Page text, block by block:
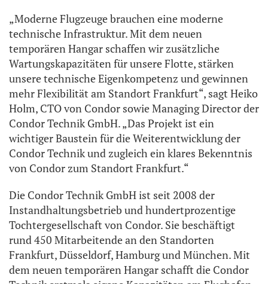
„Moderne Flugzeuge brauchen eine moderne
technische Infrastruktur. Mit dem neuen
temporären Hangar schaffen wir zusätzliche
Wartungskapazitäten für unsere Flotte, stärken
unsere technische Eigenkompetenz und gewinnen
mehr Flexibilität am Standort Frankfurt“, sagt Heiko
Holm, CTO von Condor sowie Managing Director der
Condor Technik GmbH. „Das Projekt ist ein
wichtiger Baustein für die Weiterentwicklung der
Condor Technik und zugleich ein klares Bekenntnis
von Condor zum Standort Frankfurt.“
Die Condor Technik GmbH ist seit 2008 der
Instandhaltungsbetrieb und hundertprozentige
Tochtergesellschaft von Condor. Sie beschäftigt
rund 450 Mitarbeitende an den Standorten
Frankfurt, Düsseldorf, Hamburg und München. Mit
dem neuen temporären Hangar schafft die Condor